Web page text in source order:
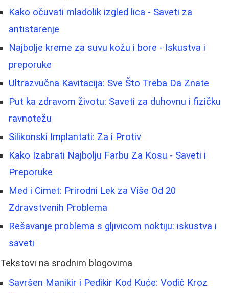
Kako očuvati mladolik izgled lica - Saveti za
antistarenje
Najbolje kreme za suvu kožu i bore - Iskustva i
preporuke
Ultrazvučna Kavitacija: Sve Što Treba Da Znate
Put ka zdravom životu: Saveti za duhovnu i fizičku
ravnotežu
Silikonski Implantati: Za i Protiv
Kako Izabrati Najbolju Farbu Za Kosu - Saveti i
Preporuke
Med i Cimet: Prirodni Lek za Više Od 20
Zdravstvenih Problema
Rešavanje problema s gljivicom noktiju: iskustva i
saveti
Tekstovi na srodnim blogovima
Savršen Manikir i Pedikir Kod Kuće: Vodič Kroz